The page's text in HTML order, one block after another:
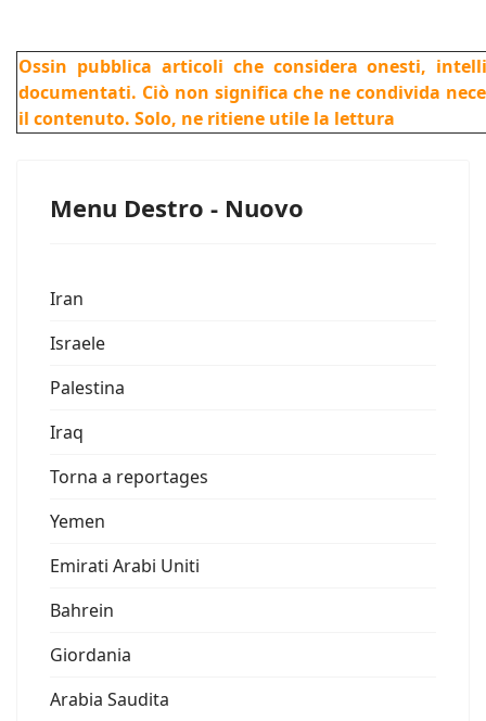
Ossin pubblica articoli che considera onesti,
documentati. Ciò non significa che ne condivida
il contenuto. Solo, ne ritiene utile la lettura
Menu Destro - Nuovo
Iran
Israele
Palestina
Iraq
Torna a reportages
Yemen
Emirati Arabi Uniti
Bahrein
Giordania
Arabia Saudita